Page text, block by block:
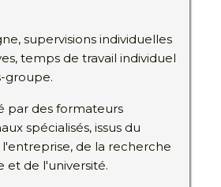
supervisions individuelles
temps de travail individuel
groupe.
par des formateurs
spécialisés, issus du
de la recherche
et de l'université.